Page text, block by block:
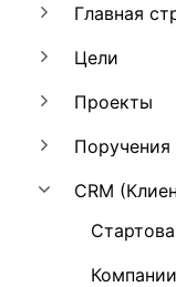
Главная
Цели
Проекты
Поручения
CRM